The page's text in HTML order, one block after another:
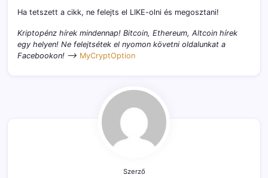
Ha tetszett a cikk, ne felejts el LIKE-olni és megosztani!
Kriptopénz hírek mindennap! Bitcoin, Ethereum, Altcoin hírek
egy helyen! Ne felejtsétek el nyomon követni oldalunkat a
Facebookon! –> MyCryptOption
Szerző